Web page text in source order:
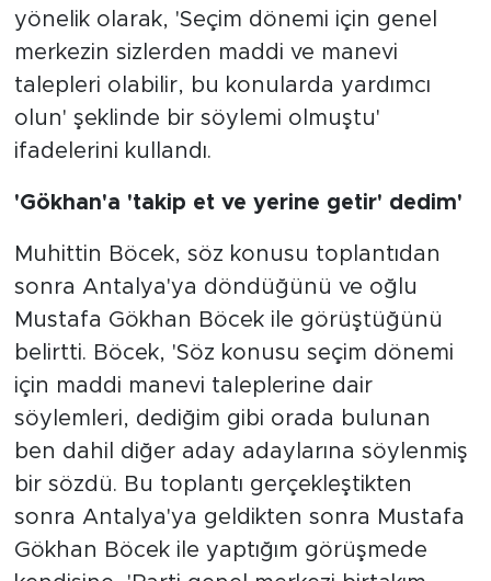
yönelik olarak, 'Seçim dönemi için genel
merkezin sizlerden maddi ve manevi
talepleri olabilir, bu konularda yardımcı
olun' şeklinde bir söylemi olmuştu'
ifadelerini kullandı.
'Gökhan'a 'takip et ve yerine getir' dedim'
Muhittin Böcek, söz konusu toplantıdan
sonra Antalya'ya döndüğünü ve oğlu
Mustafa Gökhan Böcek ile görüştüğünü
belirtti. Böcek, 'Söz konusu seçim dönemi
için maddi manevi taleplerine dair
söylemleri, dediğim gibi orada bulunan
ben dahil diğer aday adaylarına söylenmiş
bir sözdü. Bu toplantı gerçekleştikten
sonra Antalya'ya geldikten sonra Mustafa
Gökhan Böcek ile yaptığım görüşmede